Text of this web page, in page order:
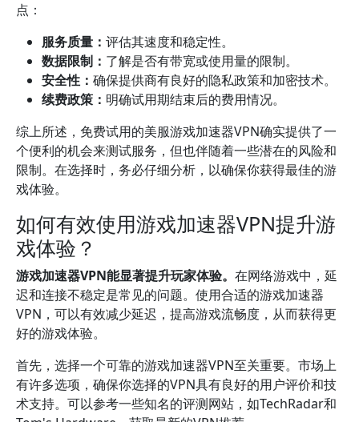
点：
服务质量： 评估其速度和稳定性。
数据限制： 了解是否有带宽或使用量的限制。
安全性： 确保提供商有良好的隐私政策和加密技术。
续费政策： 明确试用期结束后的费用情况。
综上所述，免费试用的美服游戏加速器VPN确实提供了一
个便利的机会来测试服务，但也伴随着一些潜在的风险和
限制。在选择时，务必仔细分析，以确保你获得最佳的游
戏体验。
如何有效使用游戏加速器VPN提升游
戏体验？
游戏加速器VPN能显著提升玩家体验。 在网络游戏中，延
迟和连接不稳定是常见的问题。使用合适的游戏加速器
VPN，可以有效减少延迟，提高游戏流畅度，从而获得更
好的游戏体验。
首先，选择一个可靠的游戏加速器VPN至关重要。市场上
有许多选项，确保你选择的VPN具有良好的用户评价和技
术支持。可以参考一些知名的评测网站，如TechRadar和